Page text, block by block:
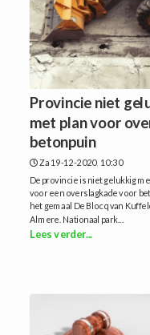
Provincie niet
met plan voor
betonpuin
Za 19-12-2020, 10:30
De provincie is niet gelukkig
voor een overslagkade voor
het gemaal De Blocq van
Almere. Nationaal park...
Lees verder...